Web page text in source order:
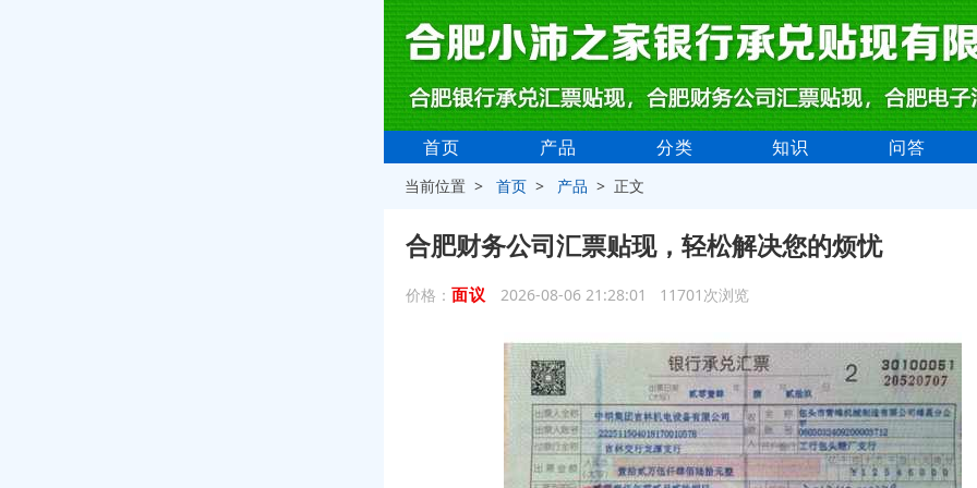
首页 产品 分类 知识 问答
当前位置 >首页 > 产品 > 正文
合肥财务公司汇票贴现，轻松解决您的烦忧
价格： 面议 2026-08-06 21:28:01 11701次浏览